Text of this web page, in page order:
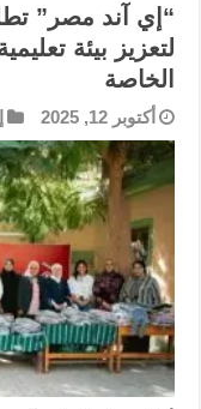
“إي آند مصر”
لتعزيز بيئة
الخاصة
أكتوبر 12, 2025